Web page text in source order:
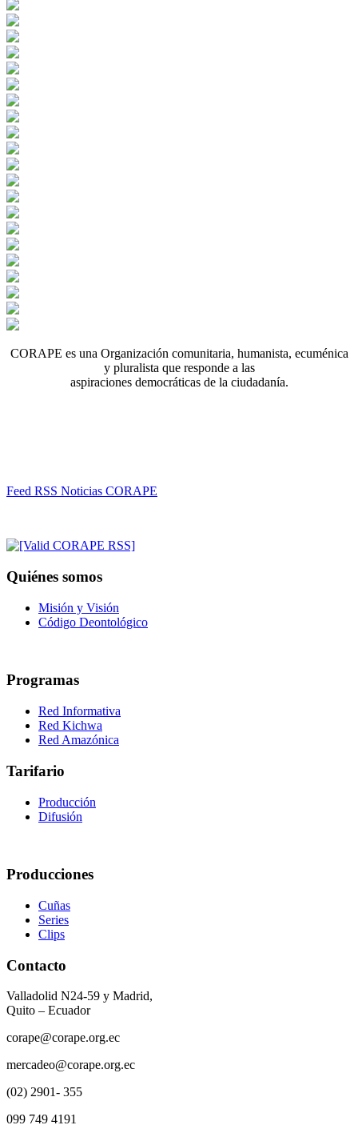
CORAPE es una Organización comunitaria, humanista, ecuménica
y pluralista que responde a las
aspiraciones democráticas de la ciudadanía.
Feed RSS Noticias CORAPE
Quiénes somos
Misión y Visión
Código Deontológico
Programas
Red Informativa
Red Kichwa
Red Amazónica
Tarifario
Producción
Difusión
Producciones
Cuñas
Series
Clips
Contacto
Valladolid N24-59 y Madrid,
Quito – Ecuador
corape@corape.org.ec
mercadeo@corape.org.ec
(02) 2901- 355
099 749 4191